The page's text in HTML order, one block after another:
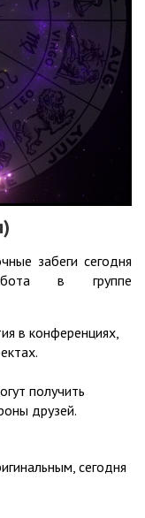
забеги сегодня
в группе
в конференциях,
получить
друзей.
сегодня